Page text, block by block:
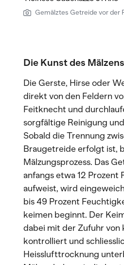
Gemälztes Getreide vor der
Die Kunst des Mälzens
Die Gerste, Hirse oder
direkt von den Feldern
Feitknecht und
sorgfältige Reinigung
Sobald die Trennung
Braugetreide erfolgt ist,
Mälzungsprozess. Das
anfangs etwa 12 Prozent
aufweist, wird
bis 49 Prozent
keimen beginnt. Der
dabei mit der Zufuhr von
kontrolliert und
Heisslufttrocknung